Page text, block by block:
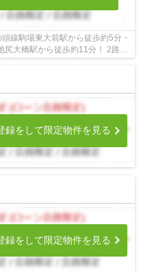
線駒場東大前駅から徒歩約5分・
尻大橋駅から徒歩約11分！ 2路線
た物件...
録をして限定物件を見る
録をして限定物件を見る